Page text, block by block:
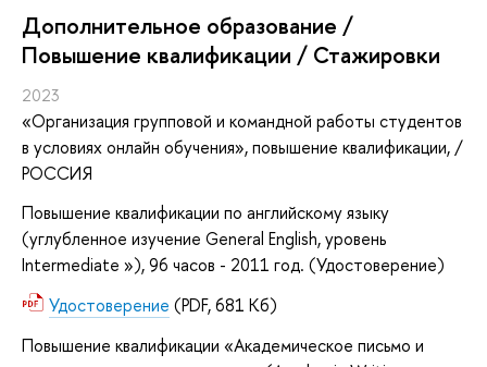
Дополнительное образование /
Повышение квалификации / Стажировки
2023
«Организация групповой и командной работы студентов
в условиях онлайн обучения», повышение квалификации, /
РОССИЯ
Повышение квалификации по английскому языку
(углубленное изучение General English, уровень
Intermediate »), 96 часов - 2011 год. (Удостоверение)
Удостоверение (PDF, 681 Кб)
Повышение квалификации «Академическое письмо и